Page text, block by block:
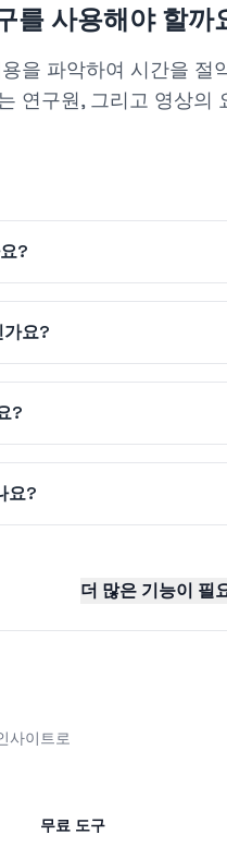
를 사용해야 할까
을 파악하여 시간을
연구원, 그리고 영상
?
요?
?
요?
더 많은 기능이
사이트로
무료 도구